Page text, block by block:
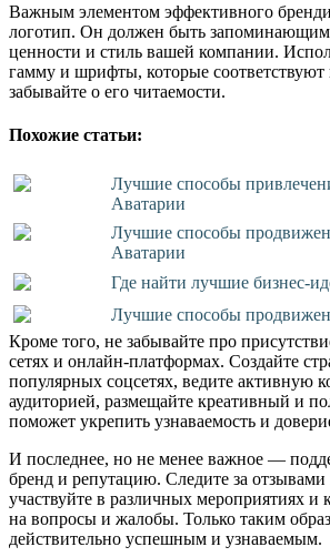
Важным элементом эффективного
логотип. Он должен быть
ценности и стиль вашей компании.
гамму и шрифты, которые
забывайте о его читаемости.
Похожие статьи:
Лучшие способы
Аватарии
Лучшие способы
Аватарии
Где найти лучшие бизнес-
Лучшие способы
Кроме того, не забывайте про
сетях и онлайн-платформах. Создайте
популярных соцсетях, ведите активную
аудиторией, размещайте креативный и
поможет укрепить узнаваемость и
И последнее, но не менее важное —
бренд и репутацию. Следите за отзывами
участвуйте в различных мероприятиях и
на вопросы и жалобы. Только таким
действительно успешным и узнаваемым.